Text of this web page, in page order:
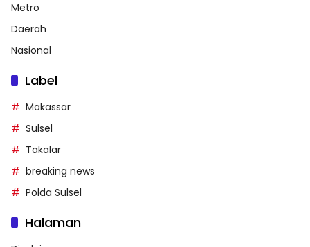
Metro
Daerah
Nasional
Label
Makassar
Sulsel
Takalar
breaking news
Polda Sulsel
Halaman